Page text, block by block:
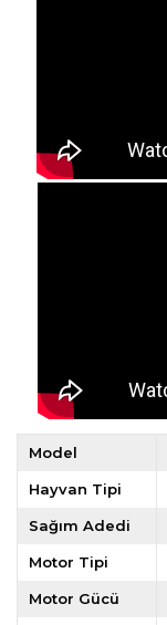
Model
Hayvan Tipi
Sağım Adedi
Motor Tipi
Motor Gücü